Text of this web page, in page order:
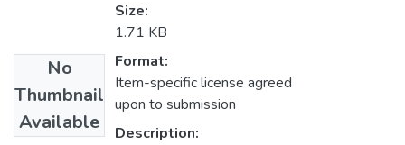
No
Thumbnail
Available
Size:
1.71 KB
Format:
Item-specific license agreed
upon to submission
Description: